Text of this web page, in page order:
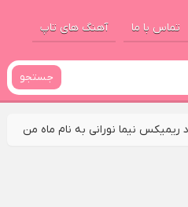
تماس با ما آهنگ های تاپ
جستجو
ریمیکس نیما نورانی به نام ماه من